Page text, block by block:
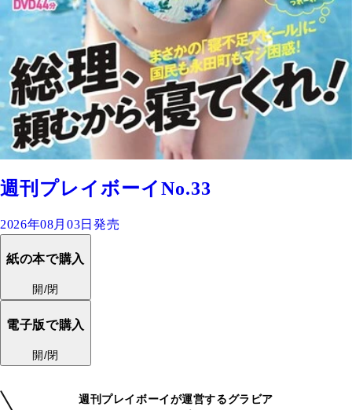
週刊プレイボーイNo.33
2026年08月03日発売
紙の本で購入
開/閉
電子版で購入
開/閉
週刊プレイボーイが運営するグラビア